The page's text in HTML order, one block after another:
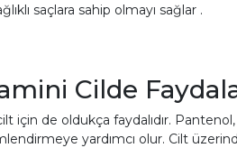
saçlara sahip olmayı sağlar .
Cilde
için de oldukça faydalıdır.
yardımcı olur. Cilt